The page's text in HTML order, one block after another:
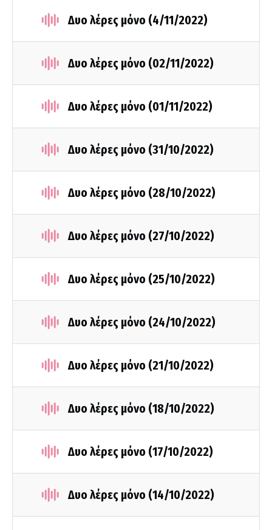
Δυο λέρες μόνο (4/11/2022)
Δυο λέρες μόνο (02/11/2022)
Δυο λέρες μόνο (01/11/2022)
Δυο λέρες μόνο (31/10/2022)
Δυο λέρες μόνο (28/10/2022)
Δυο λέρες μόνο (27/10/2022)
Δυο λέρες μόνο (25/10/2022)
Δυο λέρες μόνο (24/10/2022)
Δυο λέρες μόνο (21/10/2022)
Δυο λέρες μόνο (18/10/2022)
Δυο λέρες μόνο (17/10/2022)
Δυο λέρες μόνο (14/10/2022)